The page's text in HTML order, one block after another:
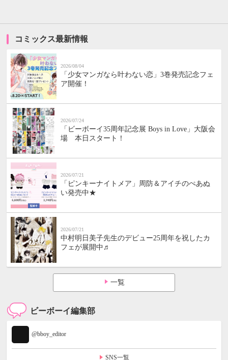
コミックス最新情報
2026/08/04
「少女マンガなら叶わない恋」3巻発売記念フェ
ア開催！
2026/07/24
「ビーボーイ35周年記念展 Boys in Love」大阪会
場 本日スタート！
2026/07/21
「ピンキーナイトメア」周防＆アイチのぺあぬ
い発売中★
2026/07/21
中村明日美子先生のデビュー25周年を祝したカ
フェが展開中♬
一覧
ビーボーイ編集部
@bboy_editor
SNS一覧